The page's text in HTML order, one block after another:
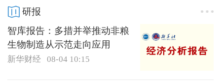
研报
智库报告：多措并举推动非粮
生物制造从示范走向应用
新华财经 08-04 10:15